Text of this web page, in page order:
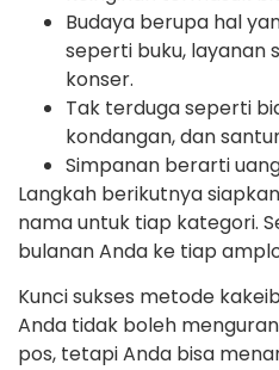
Budaya berupa hal
seperti buku, layanan
konser.
Tak terduga seperti
kondangan, dan
Simpanan berarti
Langkah berikutnya
nama untuk tiap kategori.
bulanan Anda ke tiap
Kunci sukses metode
Anda tidak boleh
pos, tetapi Anda bisa